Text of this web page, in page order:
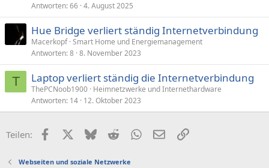
Antworten 66 4. August 2025
Hue Bridge verliert ständig Internetverbindung
Macerkopf Smart Home und Energiemanagement
Antworten 8 8. November 2023
T Laptop verliert ständig die Internetverbindung
ThePCNoob1900 Heimnetzwerke und Internethardware
Antworten 14 12. Oktober 2023
Teilen: FacebookX (Twitter)
BlueskyRedditWhatsApp
E-MailLink
Webseiten und soziale Netzwerke